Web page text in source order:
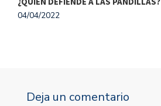
04/04/2022
Deja un comentario